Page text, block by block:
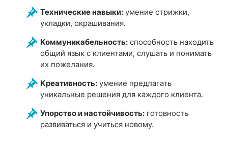
Технические навыки: умение стрижки,
укладки, окрашивания.
Коммуникабельность: способность находить
общий язык с клиентами, слушать и понимать
их пожелания.
Креативность: умение предлагать
уникальные решения для каждого клиента.
Упорство и настойчивость: готовность
развиваться и учиться новому.